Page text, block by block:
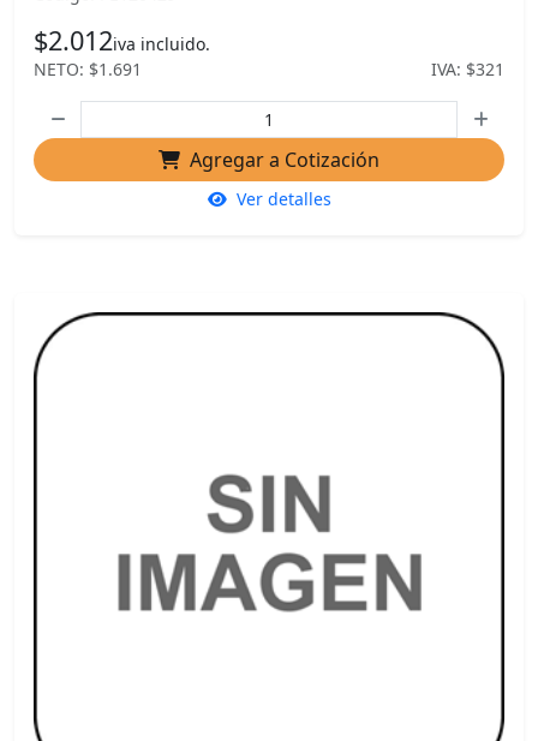
$2.012iva incluido.
NETO: $1.691
IVA: $321
Agregar a Cotización
Ver detalles